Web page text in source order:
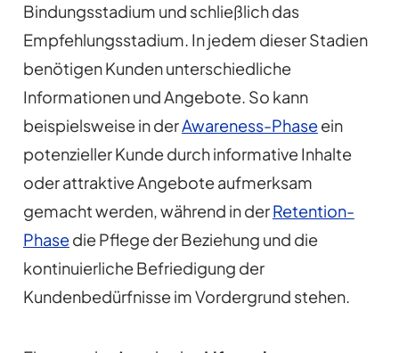
Bindungsstadium und schließlich das
Empfehlungsstadium. In jedem dieser Stadien
benötigen Kunden unterschiedliche
Informationen und Angebote. So kann
beispielsweise in derAwareness-Phaseein
potenzieller Kunde durch informative Inhalte
oder attraktive Angebote aufmerksam
gemacht werden, während in derRetention-
Phasedie Pflege der Beziehung und die
kontinuierliche Befriedigung der
Kundenbedürfnisse im Vordergrund stehen.